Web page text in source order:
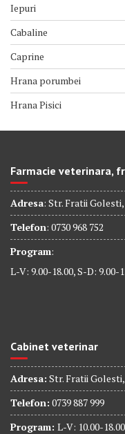
Iepuri
Cabaline
Caprine
Hrana porumbei
Hrana Pisici
Farmacie veterinara,
Adresa: Str. Fratii
Telefon: 0730 968 752
Program:
L-V: 9.00-18.00, S-D: 9.00-
Cabinet veterinar
Adresa: Str. Fratii
Telefon: 0739 887 999
Program: L-V: 10.00-